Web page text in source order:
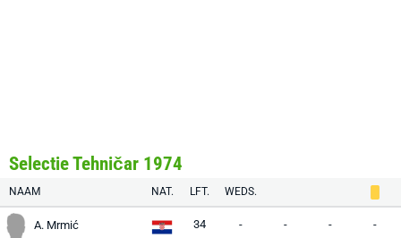
Selectie Tehničar 1974
NAAM NAT. LFT. WEDS.
A. Mrmić 34 - - - -